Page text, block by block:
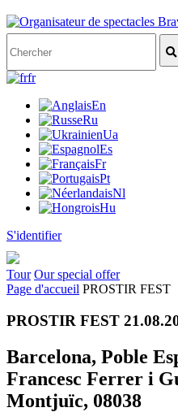
fr
En
Ru
Ua
Es
Fr
Pt
Nl
Hu
S'identifier
Tour Our special offer
Page d'accueil PROSTIR FEST
PROSTIR FEST
Barcelona, Poble
Francesc Ferrer i
Montjuïc, 08038